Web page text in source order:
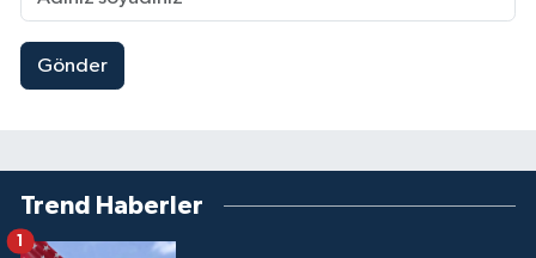
Gönder
Trend Haberler
1